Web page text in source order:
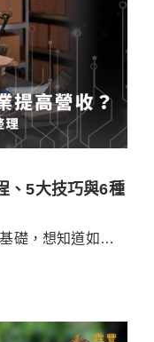
、5大技巧與6種
礎，想知道如何
程！本文將分享
業建置庫存管理流